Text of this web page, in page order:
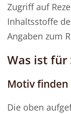
Zugriff auf
Inhaltsstoffe
Angaben zum
Was ist für
Motiv finden
Die oben